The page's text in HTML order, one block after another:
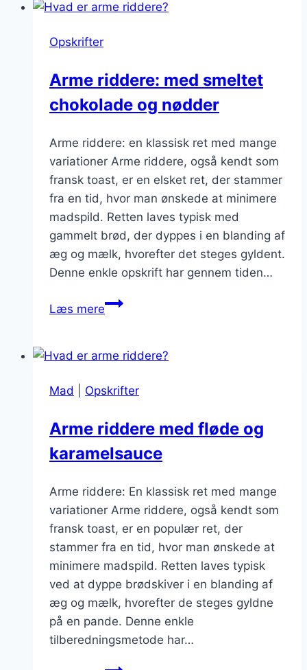
Opskrifter
Arme riddere: med smeltet
chokolade og nødder
Arme riddere: en klassisk ret med mange
variationer Arme riddere, også kendt som
fransk toast, er en elsket ret, der stammer
fra en tid, hvor man ønskede at minimere
madspild. Retten laves typisk med
gammelt brød, der dyppes i en blanding af
æg og mælk, hvorefter det steges gyldent.
Denne enkle opskrift har gennem tiden…
Læs mereArme
smeltet
og
Mad Opskrifter
Arme riddere med fløde og
karamelsauce
Arme riddere: En klassisk ret med mange
variationer Arme riddere, også kendt som
fransk toast, er en populær ret, der
stammer fra en tid, hvor man ønskede at
minimere madspild. Retten laves typisk
ved at dyppe brødskiver i en blanding af
æg og mælk, hvorefter de steges gyldne
på en pande. Denne enkle
tilberedningsmetode har…